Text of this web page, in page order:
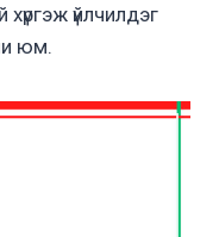
үйлчилдэг
юм.